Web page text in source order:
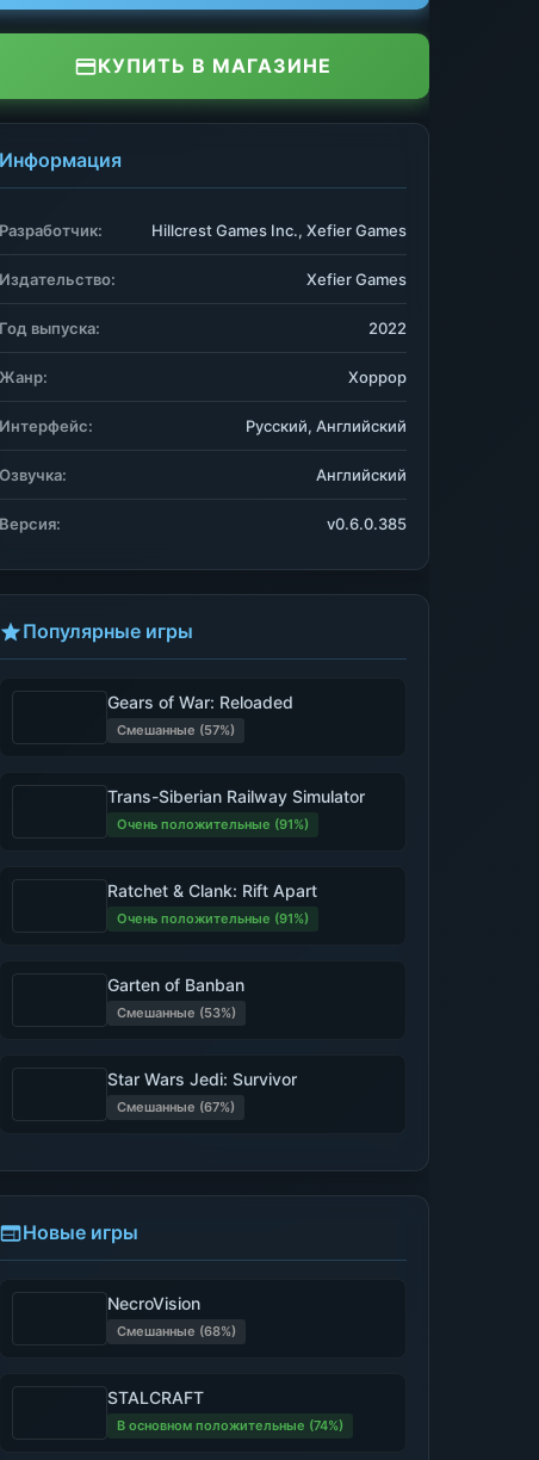
КУПИТЬ В МАГАЗИНЕ
Информация
Разработчик: Hillcrest Games Inc., Xefier Games
Издательство: Xefier Games
Год выпуска: 2022
Жанр: Хоррор
Интерфейс: Русский, Английский
Озвучка: Английский
Версия: v0.6.0.385
Популярные игры
Gears of War: Reloaded
Смешанные (57%)
Trans-Siberian Railway Simulator
Очень положительные (91%)
Ratchet & Clank: Rift Apart
Очень положительные (91%)
Garten of Banban
Смешанные (53%)
Star Wars Jedi: Survivor
Смешанные (67%)
Новые игры
NecroVision
Смешанные (68%)
STALCRAFT
В основном положительные (74%)